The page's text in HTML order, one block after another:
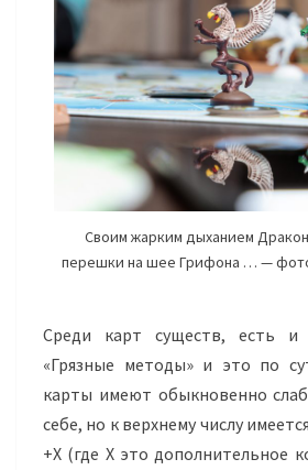
Своим жарким дыханием
перешки на шее Грифона … — фото
Среди карт существ, есть и
«Грязные методы» и это по
карты имеют обыкновенно
себе, но к верхнему числу
+Х (где Х это дополнительное